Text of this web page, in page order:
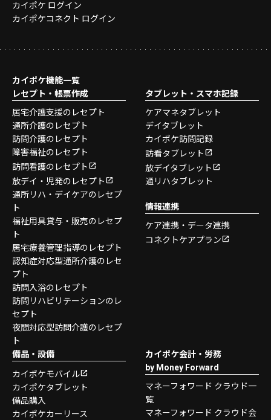
カイポケ ログイン
カイポケコネクト ログイン
カイポケ機能一覧
レセプト・帳票作成
居宅介護支援のレセプト
通所介護のレセプト
訪問介護のレセプト
障害福祉のレセプト
訪問看護のレセプト
放デイ・児発のレセプト
通所リハ・デイケアのレセプ
ト
福祉用具貸与・販売のレセプ
ト
居宅療養管理指導のレセプト
認知症対応型通所介護のレセ
プト
訪問入浴のレセプト
訪問リハビリテーションのレ
セプト
夜間対応型訪問介護のレセプ
ト
タブレット・スマホ記録
ケアマネタブレット
デイタブレット
カイポケ訪問記録
訪看タブレット
放デイタブレット
通リハタブレット
情報連携
ケア連携・データ連携
コネクトケアプラン
備品・設備
カイポケモバイル
カイポケタブレット
備品購入
カイポケカーリース
カイポケ会計・労務
by Money Forward
マネーフォワード クラウド一
覧
マネーフォワード クラウド会